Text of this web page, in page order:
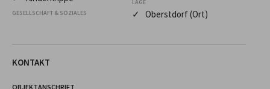
GESELLSCHAFT & SOZIALES
LAGE
✓ Oberstdorf (Ort)
KONTAKT
OBJEKTANSCHRIFT